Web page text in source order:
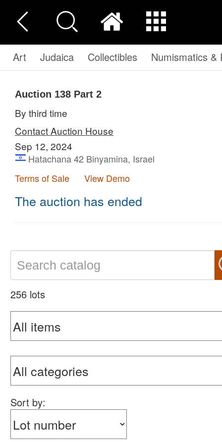
Art Judaica Collectibles Numismatics &
Auction 138 Part 2
By third time
Contact Auction House
Sep 12, 2024
Hatachana 42 Binyamina, Israel
Terms of Sale
View Demo
The auction has ended
256 lots
Sort by: